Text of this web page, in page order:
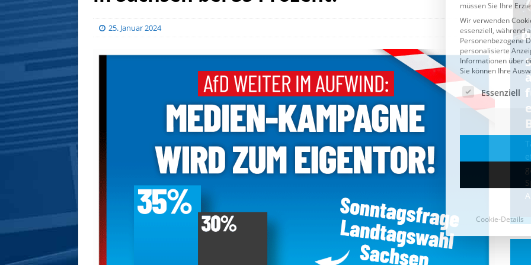
25. Januar 2024
CDU & Ampel wollen nach
der Wahl wieder Afghanen
einfliegen: Zeit für ein
Asylmoratorium!
Die Bundesregierung und die CDU
Stimmung wegen der von Afghanen
verübten Anschläge kippte, wurden die
Cookie-Details